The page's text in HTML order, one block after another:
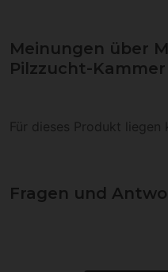
Meinungen über
Pilzzucht-Kammer
Für dieses Produkt liegen
Fragen und